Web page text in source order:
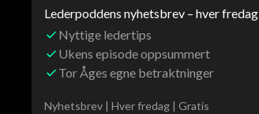
Lederpoddens nyhetsbrev – hver fredag
Nyttige ledertips
Ukens episode oppsummert
Tor Åges egne betraktninger
Nyhetsbrev | Hver fredag | Gratis